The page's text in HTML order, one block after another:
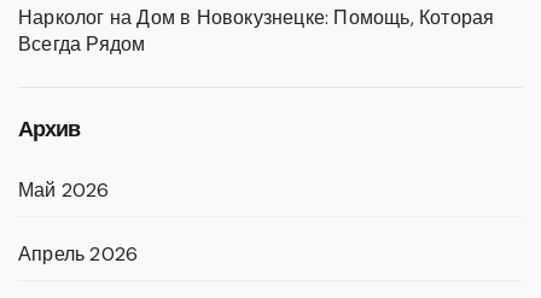
Нарколог на Дом в Новокузнецке: Помощь, Которая
Всегда Рядом
Архив
Май 2026
Апрель 2026